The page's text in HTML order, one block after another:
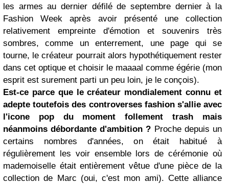
les armes au dernier défilé de septembre dernier à la
Fashion Week après avoir présenté une collection
relativement empreinte d'émotion et souvenirs très
sombres, comme un enterrement, une page qui se
tourne, le créateur pourrait alors hypothétiquement rester
dans cet optique et choisir le maaaal comme égérie (mon
esprit est surement parti un peu loin, je le conçois).
Est-ce parce que le créateur mondialement connu et
adepte toutefois des controverses fashion s'allie avec
l'icone pop du moment follement trash mais
néanmoins débordante d'ambition ? Proche depuis un
certains nombres d'années, on était habitué à
régulièrement les voir ensemble lors de cérémonie où
mademoiselle était entièrement vêtue d'une pièce de la
collection de Marc (oui, c'est mon ami). Cette alliance